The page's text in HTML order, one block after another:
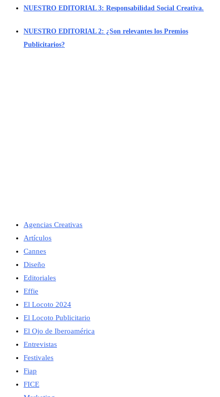
NUESTRO EDITORIAL 3: Responsabilidad Social Creativa.
NUESTRO EDITORIAL 2: ¿Son relevantes los Premios
Publicitarios?
Agencias Creativas
Artículos
Cannes
Diseño
Editoriales
Effie
El Locoto 2024
El Locoto Publicitario
El Ojo de Iberoamérica
Entrevistas
Festivales
Fiap
FICE